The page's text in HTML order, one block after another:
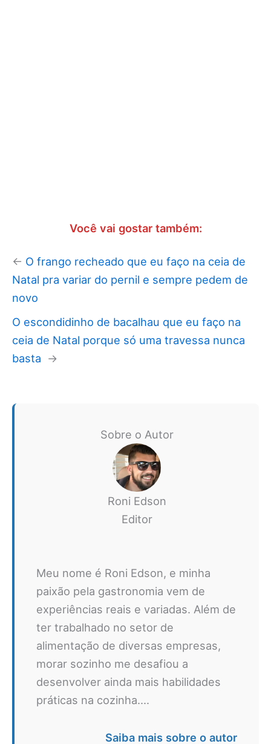
Você vai gostar também:
← O frango recheado que eu faço na ceia de
Natal pra variar do pernil e sempre pedem de
novo
O escondidinho de bacalhau que eu faço na
ceia de Natal porque só uma travessa nunca
basta →
Sobre o Autor
Roni Edson
Editor
Meu nome é Roni Edson, e minha
paixão pela gastronomia vem de
experiências reais e variadas. Além de
ter trabalhado no setor de
alimentação de diversas empresas,
morar sozinho me desafiou a
desenvolver ainda mais habilidades
práticas na cozinha....
Saiba mais sobre o autor